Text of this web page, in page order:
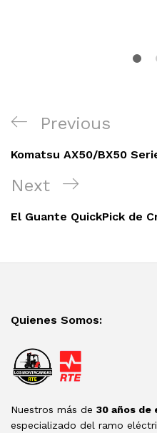
Navegación
entradas
Previous
Post
Previous
Komatsu AX50/BX50
Next
Post
Next
El Guante QuickPick de
Quienes Somos:
Nuestros más de 30 años de
especializado del ramo